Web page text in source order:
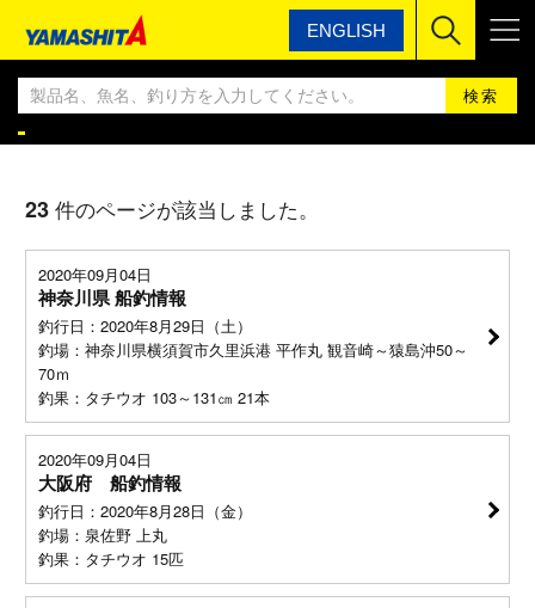
ENGLISH
ヤマシタ ヤマシタ釣果情報BLOG
ヤマシタ釣果情報
23 件のページが該当しました。
2020年09月04日
神奈川県 船釣情報
釣行日：2020年8月29日（土）
釣場：神奈川県横須賀市久里浜港 平作丸 観音崎～猿島沖50～
70ｍ
釣果：タチウオ 103～131㎝ 21本
2020年09月04日
大阪府 船釣情報
釣行日：2020年8月28日（金）
釣場：泉佐野 上丸
釣果：タチウオ 15匹